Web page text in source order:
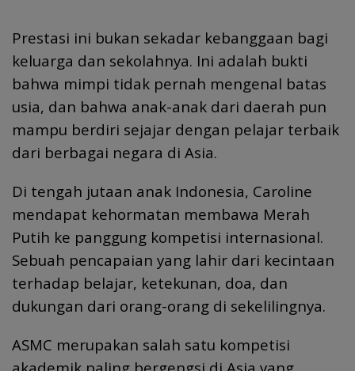
Prestasi ini bukan sekadar kebanggaan bagi
keluarga dan sekolahnya. Ini adalah bukti
bahwa mimpi tidak pernah mengenal batas
usia, dan bahwa anak-anak dari daerah pun
mampu berdiri sejajar dengan pelajar terbaik
dari berbagai negara di Asia.
Di tengah jutaan anak Indonesia, Caroline
mendapat kehormatan membawa Merah
Putih ke panggung kompetisi internasional.
Sebuah pencapaian yang lahir dari kecintaan
terhadap belajar, ketekunan, doa, dan
dukungan dari orang-orang di sekelilingnya.
ASMC merupakan salah satu kompetisi